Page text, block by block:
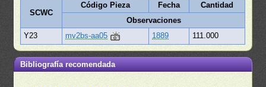
SCWC
Código Pieza Fecha
Cantidad
Observaciones
Y23
mv2bs-aa05 1889 111.000
Bibliografía recomendada